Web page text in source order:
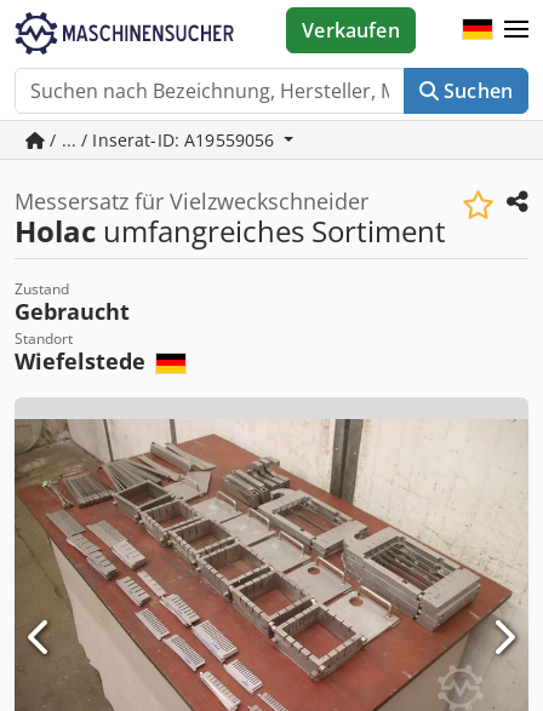
Suchen
Verkaufen
/ ... / Inserat-ID: A19559056
Messersatz für Vielzweckschneider
Holac umfangreiches Sortiment
Zustand
Gebraucht
Standort
Wiefelstede